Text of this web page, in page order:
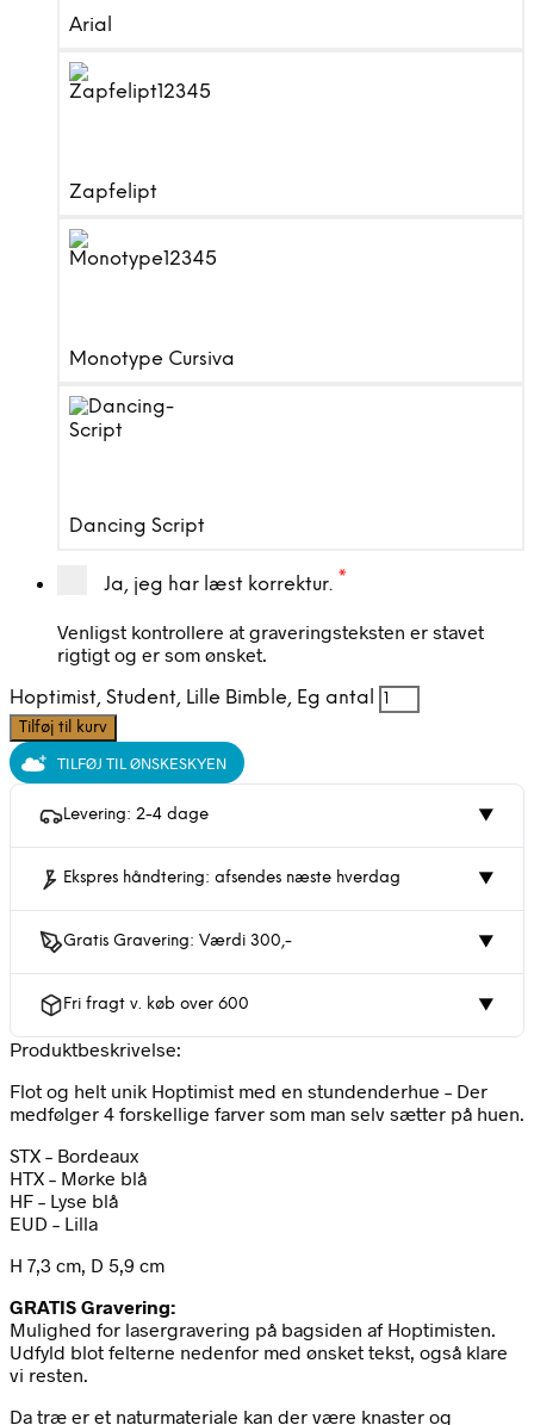
Arial
Zapfelipt
Monotype Cursiva
Dancing Script
Ja, jeg har læst korrektur. *
Venligst kontrollere at graveringsteksten er stavet
rigtigt og er som ønsket.
Hoptimist, Student, Lille Bimble, Eg antal
Tilføj til kurv
TILFØJ TIL ØNSKESKYEN
Levering: 2-4 dage ▼
Ekspres håndtering: afsendes næste hverdag ▼
Gratis Gravering: Værdi 300,- ▼
Fri fragt v. køb over 600 ▼
Produktbeskrivelse:
Flot og helt unik Hoptimist med en stundenderhue – Der
medfølger 4 forskellige farver som man selv sætter på huen.
STX – Bordeaux
HTX – Mørke blå
HF – Lyse blå
EUD – Lilla
H 7,3 cm, D 5,9 cm
GRATIS Gravering:
Mulighed for lasergravering på bagsiden af Hoptimisten.
Udfyld blot felterne nedenfor med ønsket tekst, også klare
vi resten.
Da træ er et naturmateriale kan der være knaster og